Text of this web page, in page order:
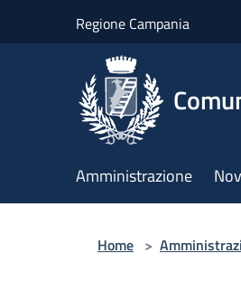
Regione Campania
Amministrazione
Home >